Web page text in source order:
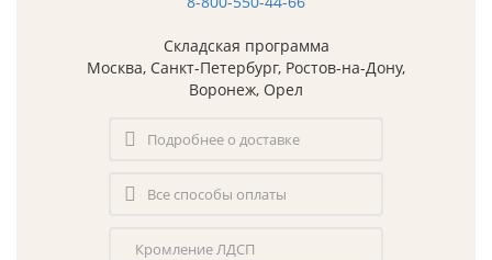
Складская программа
Москва, Санкт-Петербург, Ростов-на-Дону,
Воронеж, Орел
Подробнее о доставке
Все способы оплаты
Кромление ЛДСП